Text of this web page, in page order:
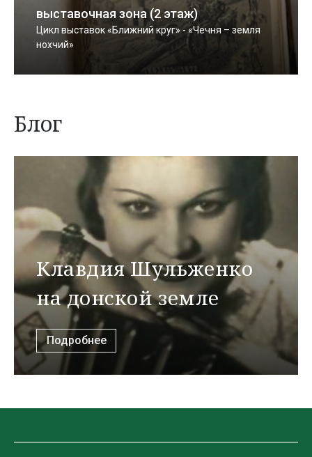
выставочная зона (2 этаж)
Цикл выставок «Ближний круг» - «Чечня – земля
нохчий»
Блог
Клавдия Шульженко
на донской земле
Подробнее